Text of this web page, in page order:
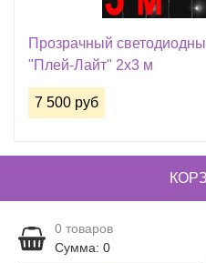
Прозрачный
"Плей-Лайт" 2х3 м
7 500 руб
0 товаров
Сумма: 0